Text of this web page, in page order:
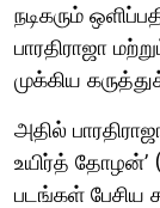
நடிகரும்
பாரதிராஜா
முக்கிய
அதில்
உயிர்த் தோழன்’
படங்கள் பேசிய